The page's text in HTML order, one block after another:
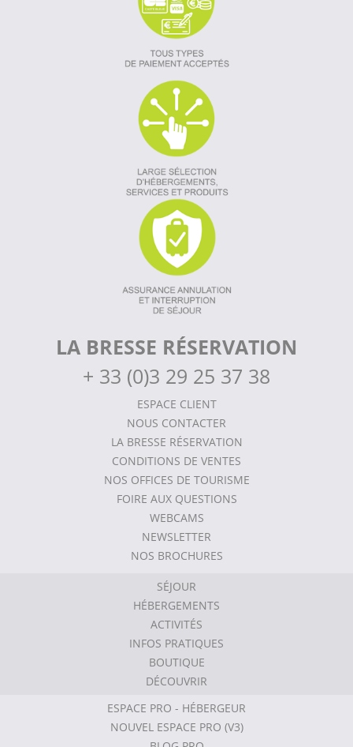
LA BRESSE RÉSERVATION
+ 33 (0)3 29 25 37 38
ESPACE CLIENT
NOUS CONTACTER
LA BRESSE RÉSERVATION
CONDITIONS DE VENTES
NOS OFFICES DE TOURISME
FOIRE AUX QUESTIONS
WEBCAMS
NEWSLETTER
NOS BROCHURES
SÉJOUR
HÉBERGEMENTS
ACTIVITÉS
INFOS PRATIQUES
BOUTIQUE
DÉCOUVRIR
ESPACE PRO - HÉBERGEUR
NOUVEL ESPACE PRO (V3)